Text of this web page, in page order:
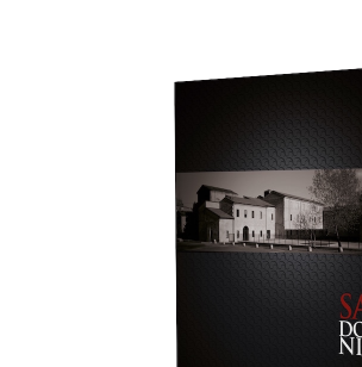
AGGIUNGI AL CARRELLO